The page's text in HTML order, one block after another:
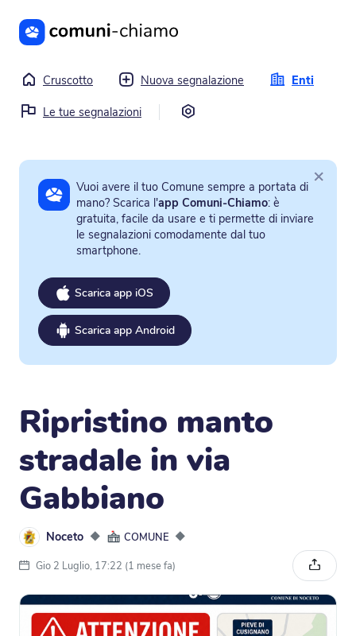
Vai al contenuto principale
Cruscotto Nuova segnalazione
Enti
Le tue segnalazioni
Vuoi avere il tuo Comune sempre a portata di
mano? Scarica l'app Comuni-Chiamo: è
gratuita, facile da usare e ti permette di inviare
le segnalazioni comodamente dal tuo
smartphone.
Scarica app iOS
Scarica app Android
×
Ripristino manto
stradale in via
Gabbiano
Noceto ◆ COMUNE ◆
Gio 2 Luglio, 17:22 (1 mese fa)